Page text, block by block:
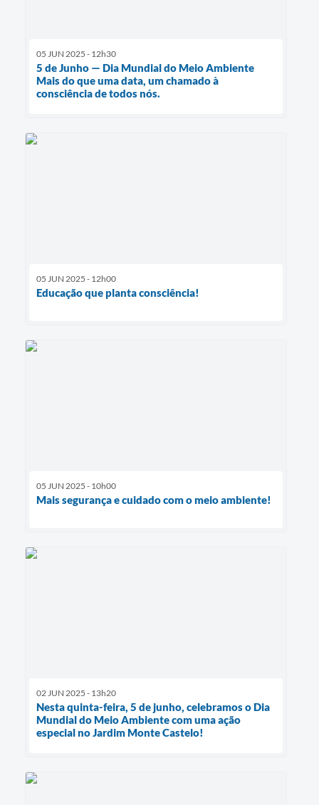
05 JUN 2025 - 12h30
5 de Junho — Dia Mundial do Meio Ambiente
Mais do que uma data, um chamado à
consciência de todos nós.
05 JUN 2025 - 12h00
Educação que planta consciência!
05 JUN 2025 - 10h00
Mais segurança e cuidado com o meio ambiente!
02 JUN 2025 - 13h20
Nesta quinta-feira, 5 de junho, celebramos o Dia
Mundial do Meio Ambiente com uma ação
especial no Jardim Monte Castelo!